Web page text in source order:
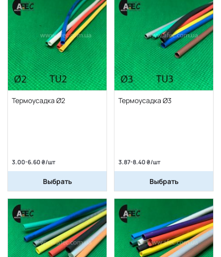
Термоусадка Ø2
3.00-6.60 ₴/шт
Выбрать
Термоусадка Ø3
3.87-8.40 ₴/шт
Выбрать